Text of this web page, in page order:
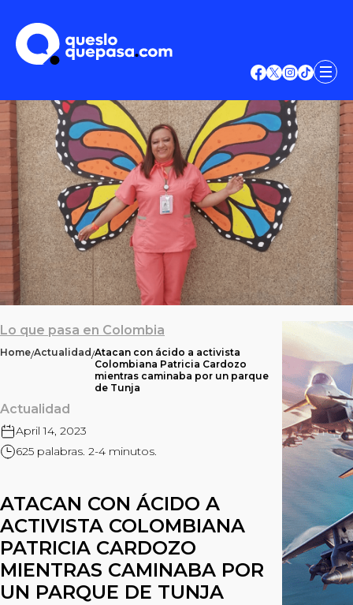
Lo que pasa en Colombia
Home/Actualidad/Atacan con ácido a activista
Colombiana Patricia Cardozo
mientras caminaba por un parque
de Tunja
Actualidad
April 14, 2023
625 palabras. 2-4 minutos.
ATACAN CON ÁCIDO A
ACTIVISTA COLOMBIANA
PATRICIA CARDOZO
MIENTRAS CAMINABA POR
UN PARQUE DE TUNJA